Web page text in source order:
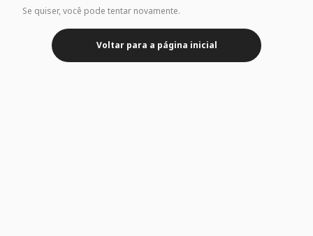
Se quiser, você pode tentar novamente.
Voltar para a página inicial